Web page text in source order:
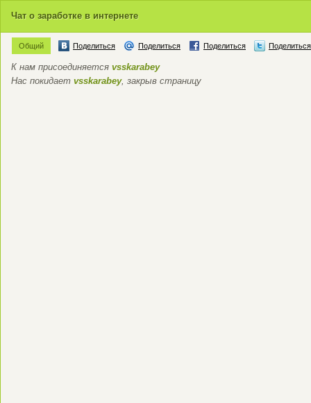
Чат о заработке в интернете
Общий Поделиться Поделиться Поделиться Поделиться
К нам присоединяется vsskarabey
Нас покидает vsskarabey, закрыв страницу